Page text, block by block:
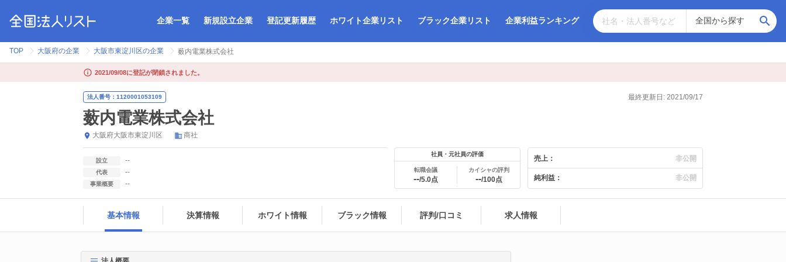
企業一覧 新規設立企業 登記更新履歴 ホワイト企業リスト ブラック企業リスト 企業利益ランキング
TOP 大阪府の企業 大阪市東淀川区の企業 薮内電業株式会社
2021/09/08に登記が閉鎖されました。
法人番号：1120001053109 最終更新日: 2021/09/17
薮内電業株式会社
大阪府大阪市東淀川区 商社
設立 --
代表 --
事業概要 --
社員・元社員の評価
転職会議
--/5.0点
カイシャの評判
--/100点
売上： 非公開
純利益： 非公開
基本情報 決算情報 ホワイト情報 ブラック情報 評判/口コミ 求人情報